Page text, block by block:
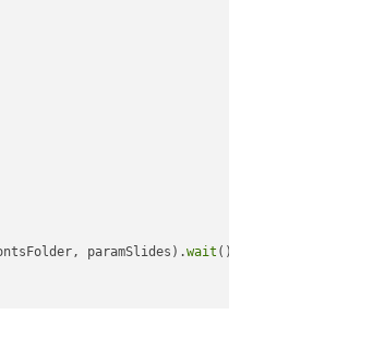
paramSlides).wait ();